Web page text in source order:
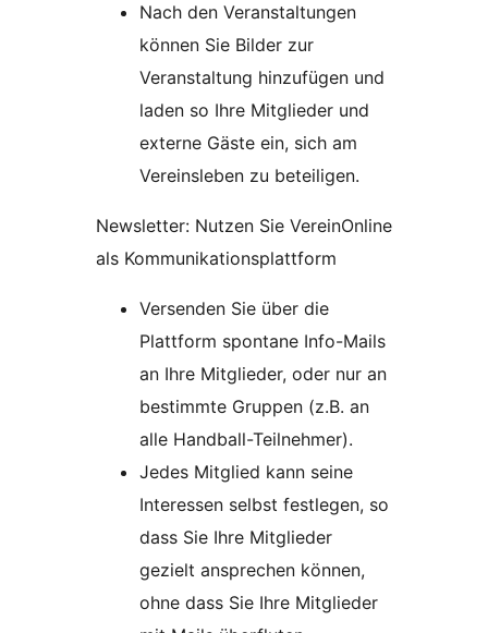
Nach den Veranstaltungen
können Sie Bilder zur
Veranstaltung hinzufügen und
laden so Ihre Mitglieder und
externe Gäste ein, sich am
Vereinsleben zu beteiligen.
Newsletter: Nutzen Sie VereinOnline
als Kommunikationsplattform
Versenden Sie über die
Plattform spontane Info-Mails
an Ihre Mitglieder, oder nur an
bestimmte Gruppen (z.B. an
alle Handball-Teilnehmer).
Jedes Mitglied kann seine
Interessen selbst festlegen, so
dass Sie Ihre Mitglieder
gezielt ansprechen können,
ohne dass Sie Ihre Mitglieder